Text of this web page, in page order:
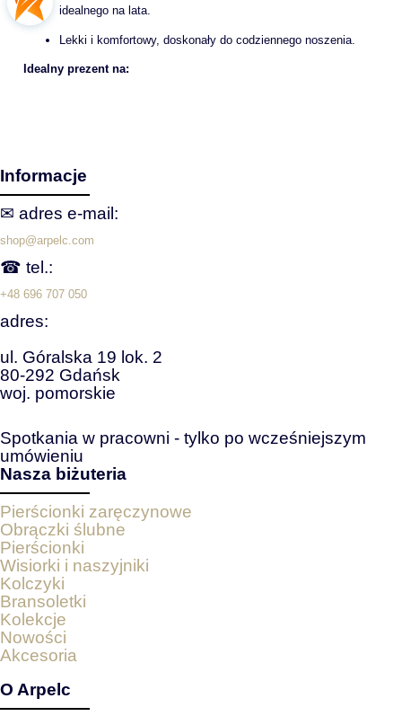
idealnego na lata.
Lekki i komfortowy, doskonały do codziennego noszenia.
Idealny prezent na:
Informacje
✉ adres e‑mail:
shop@arpelc.com
☎ tel.:
+48 696 707 050
adres:
ul. Góralska 19 lok. 2
80-292 Gdańsk
woj. pomorskie
Spotkania w pracowni - tylko po wcześniejszym
umówieniu
Nasza biżuteria
Pierścionki zaręczynowe
Obrączki ślubne
Pierścionki
Wisiorki i naszyjniki
Kolczyki
Bransoletki
Kolekcje
Nowości
Akcesoria
O Arpelc